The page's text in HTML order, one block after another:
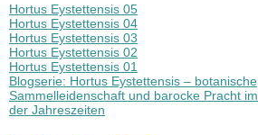
Hortus Eystettensis 05
Hortus Eystettensis 04
Hortus Eystettensis 03
Hortus Eystettensis 02
Hortus Eystettensis 01
Blogserie: Hortus Eystettensis – botanische
Sammelleidenschaft und barocke Pracht
der Jahreszeiten